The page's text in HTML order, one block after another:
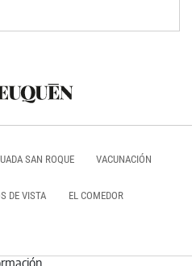
SAN ROQUE VACUNACIÓN
DE VISTA EL COMEDOR